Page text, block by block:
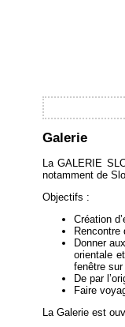
Galerie
La GALERIE
notamment de
Objectifs :
Création
Rencontre
Donner
orientale
fenêtre sur
De par
Faire
La Galerie est